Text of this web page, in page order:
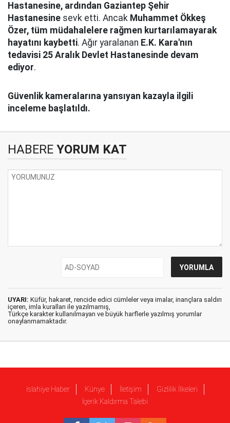
Hastanesine, ardından Gaziantep Şehir
Hastanesine sevk etti. Ancak Muhammet Ökkeş
Özer, tüm müdahalelere rağmen kurtarılamayarak
hayatını kaybetti. Ağır yaralanan E.K. Kara'nın
tedavisi 25 Aralık Devlet Hastanesinde devam
ediyor.
Güvenlik kameralarına yansıyan kazayla ilgili
inceleme başlatıldı.
HABERE YORUM KAT
UYARI: Küfür, hakaret, rencide edici cümleler veya imalar, inançlara saldırı
içeren, imla kuralları ile yazılmamış,
Türkçe karakter kullanılmayan ve büyük harflerle yazılmış yorumlar
onaylanmamaktadır.
islahiye Haber Künye İletişim
Gizlilik İlkeleri
İçerik Kaldırma Talebi